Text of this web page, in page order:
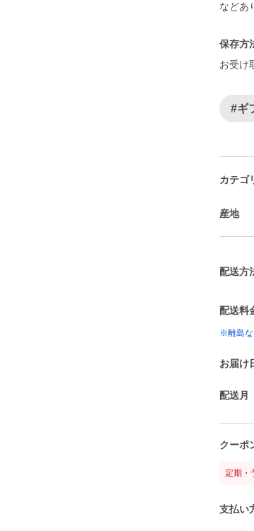
保存方
お受け
#ギ
カテゴ
産地
配送方
配送料
※離島な
お届け
配送月
クーポ
定期・
支払い